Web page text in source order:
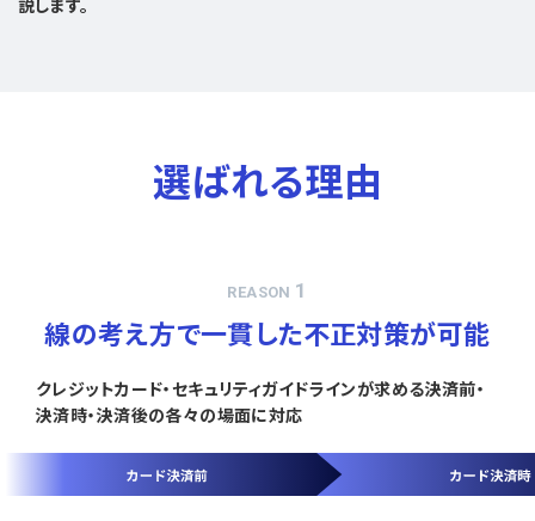
説します。
選ばれる理由
REASON 1
線の考え方で一貫した不正対策が可能
クレジットカード・セキュリティガイドラインが求める決済前・
決済時・決済後の各々の場面に対応